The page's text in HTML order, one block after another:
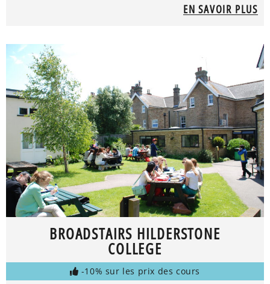
EN SAVOIR PLUS
BROADSTAIRS HILDERSTONE
COLLEGE
-10% sur les prix des cours